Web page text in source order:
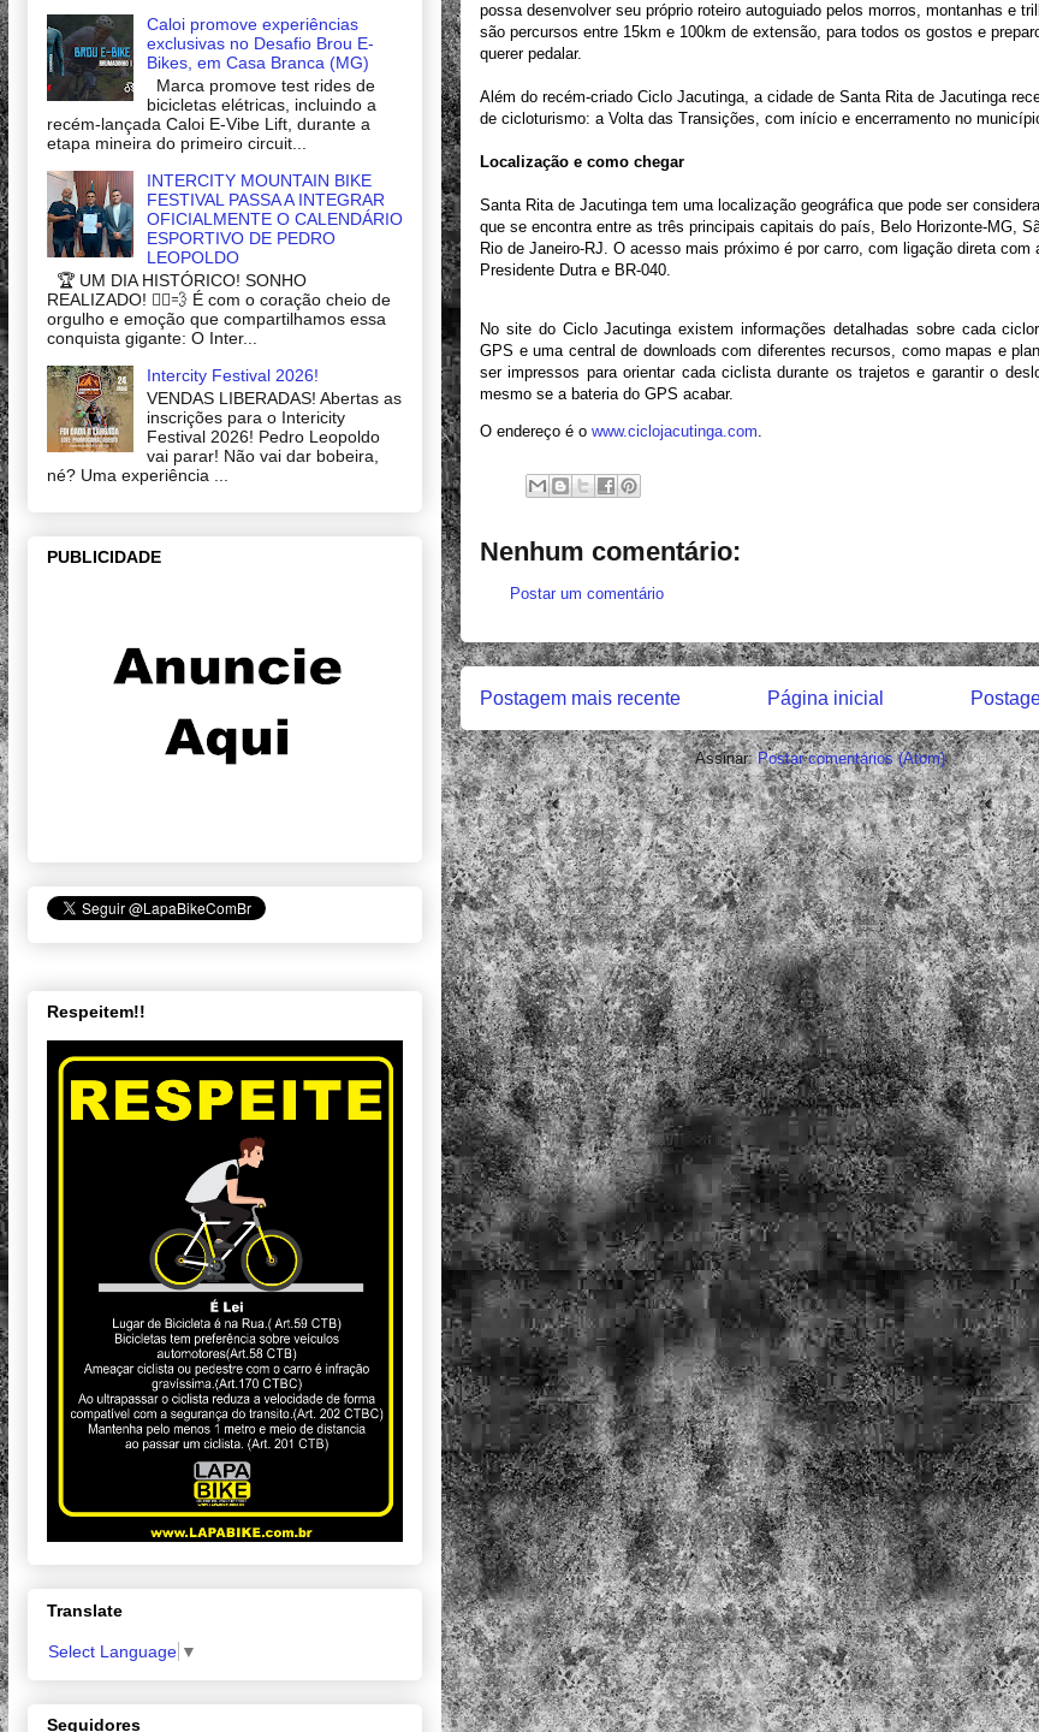
possa desenvolver seu próprio roteiro autoguiado pelos morros, montanhas e
são percursos entre 15km e 100km de extensão, para todos os gostos e
querer pedalar.
Além do recém-criado Ciclo Jacutinga, a cidade de Santa Rita de Jacutinga
de cicloturismo: a Volta das Transições, com início e encerramento no
Localização e como chegar
Santa Rita de Jacutinga tem uma localização geográfica que pode ser
que se encontra entre as três principais capitais do país, Belo Horizonte-MG,
Rio de Janeiro-RJ. O acesso mais próximo é por carro, com ligação direta com
Presidente Dutra e BR-040.
No site do Ciclo Jacutinga existem informações detalhadas sobre cada
GPS e uma central de downloads com diferentes recursos, como mapas e
ser impressos para orientar cada ciclista durante os trajetos e garantir o
mesmo se a bateria do GPS acabar.
O endereço é o www.ciclojacutinga.com.
Nenhum comentário:
Postar um comentário
Postagem mais recente Página inicial
Assinar: Postar comentários (Atom)
Caloi promove experiências
exclusivas no Desafio Brou E-
Bikes, em Casa Branca (MG)
Marca promove test rides de
bicicletas elétricas, incluindo a
recém-lançada Caloi E-Vibe Lift, durante a
etapa mineira do primeiro circuit...
INTERCITY MOUNTAIN BIKE
FESTIVAL PASSA A INTEGRAR
OFICIALMENTE O CALENDÁRIO
ESPORTIVO DE PEDRO
LEOPOLDO
🏆 UM DIA HISTÓRICO! SONHO
REALIZADO! 🚴‍♂️💨 É com o coração cheio de
orgulho e emoção que compartilhamos essa
conquista gigante: O Inter...
Intercity Festival 2026!
VENDAS LIBERADAS! Abertas as
inscrições para o Intericity
Festival 2026! Pedro Leopoldo
vai parar! Não vai dar bobeira,
né? Uma experiência ...
PUBLICIDADE
Respeitem!!
Translate
Select Language ▼
Seguidores